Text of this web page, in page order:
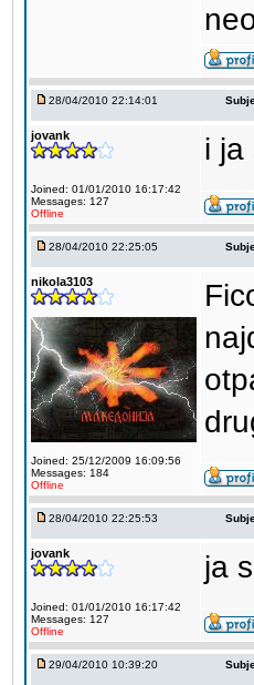
28/04/2010 22:14:01
jovank
Joined: 01/01/2010 16:17:42
Messages: 127
Offline
i ja
28/04/2010 22:25:05
nikola3103
Joined: 25/12/2009 16:09:56
Messages: 184
Offline
28/04/2010 22:25:53
jovank
Joined: 01/01/2010 16:17:42
Messages: 127
Offline
ja
29/04/2010 10:39:20